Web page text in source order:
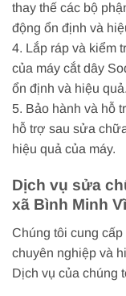
thay thế các bộ
động ổn định và
4. Lắp ráp và kiểm
của máy cắt dây
ổn định và hiệu quả.
5. Bảo hành và hỗ
hỗ trợ sau sửa
hiệu quả của máy.
Dịch vụ sửa
xã Bình Minh
Chúng tôi cung
chuyên nghiệp và
Dịch vụ của chúng